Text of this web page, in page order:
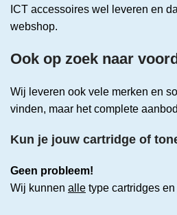
ICT accessoires wel leveren en
webshop.
Ook op zoek naar
Wij leveren ook vele merken en
vinden, maar het complete
Kun je jouw cartridge of
Geen probleem!
Wij kunnen alle type cartridges